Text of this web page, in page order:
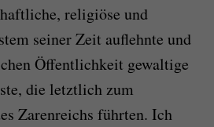
religiöse und
seiner Zeit auflehnte und
Öffentlichkeit gewaltige
die letztlich zum
Zarenreichs führten. Ich